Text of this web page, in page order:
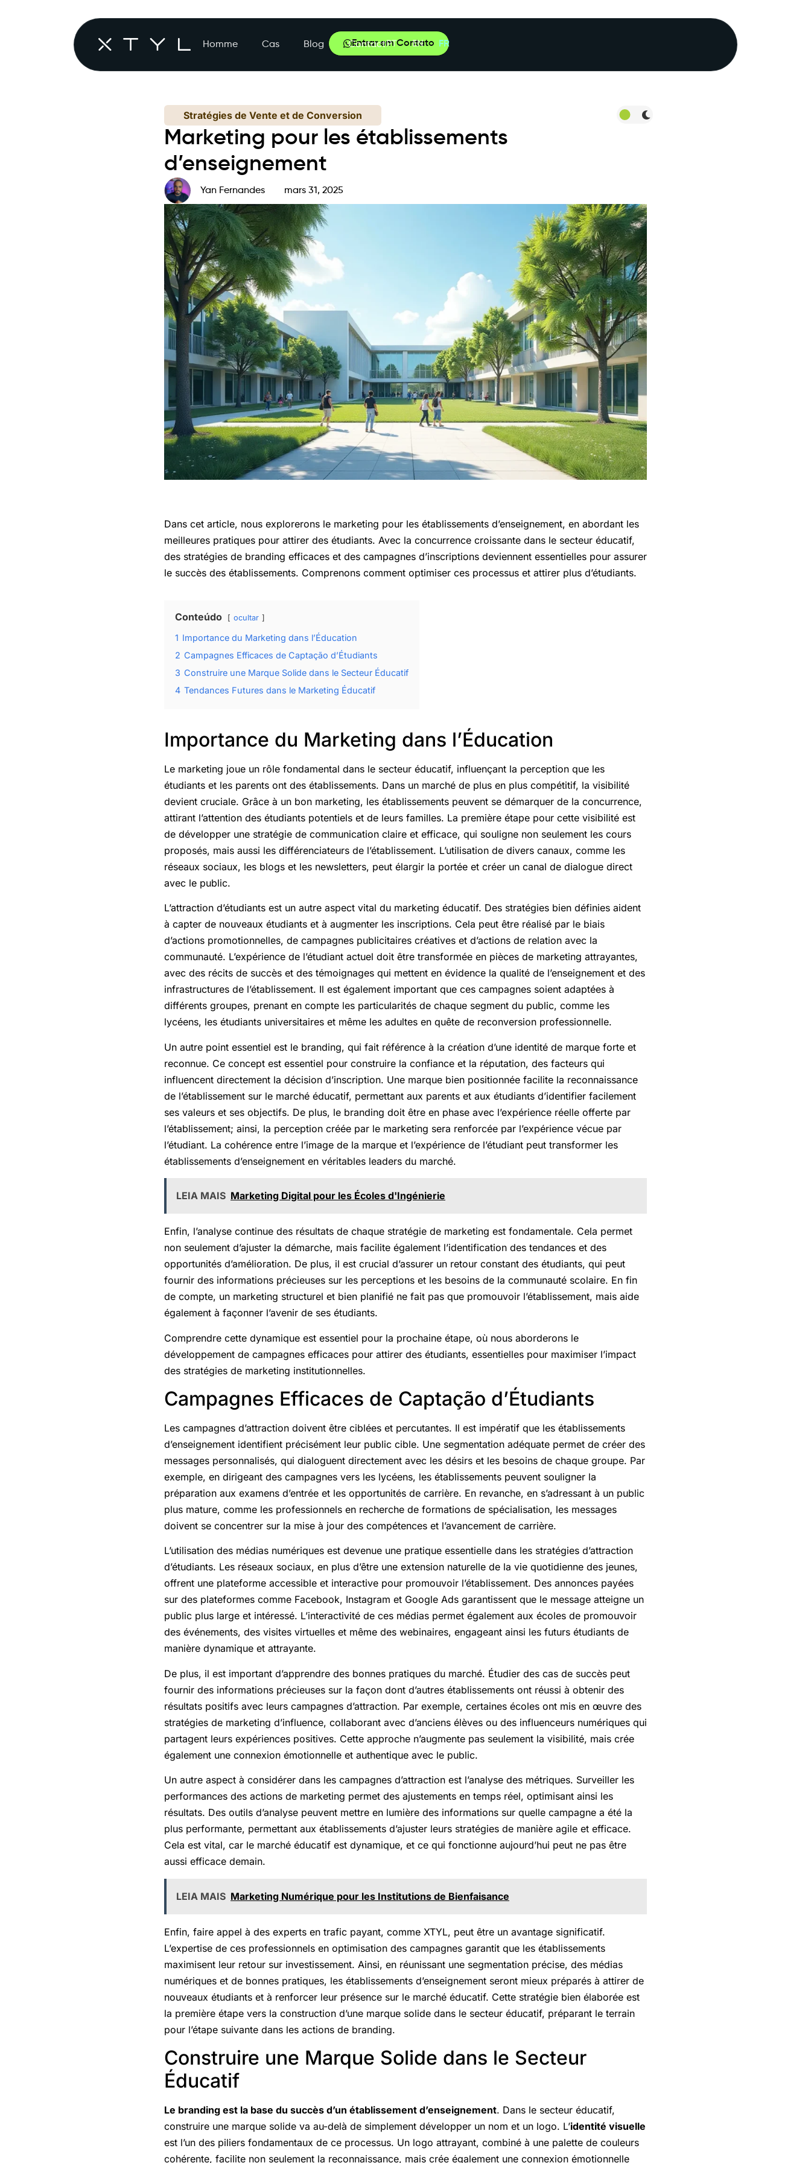
Homme Cas Blog Contact
Entrar em Contato
PT EN FR
Stratégies de Vente et de Conversion
Marketing pour les établissements
d’enseignement
Yan Fernandes mars 31, 2025
Dans cet article, nous explorerons le marketing pour les établissements d’enseignement, en abordant les
meilleures pratiques pour attirer des étudiants. Avec la concurrence croissante dans le secteur éducatif,
des stratégies de branding efficaces et des campagnes d’inscriptions deviennent essentielles pour assurer
le succès des établissements. Comprenons comment optimiser ces processus et attirer plus d’étudiants.
Conteúdo ocultar
1 Importance du Marketing dans l’Éducation
2 Campagnes Efficaces de Captação d’Étudiants
3 Construire une Marque Solide dans le Secteur Éducatif
4 Tendances Futures dans le Marketing Éducatif
Importance du Marketing dans l’Éducation
Le marketing joue un rôle fondamental dans le secteur éducatif, influençant la perception que les
étudiants et les parents ont des établissements. Dans un marché de plus en plus compétitif, la visibilité
devient cruciale. Grâce à un bon marketing, les établissements peuvent se démarquer de la concurrence,
attirant l’attention des étudiants potentiels et de leurs familles. La première étape pour cette visibilité est
de développer une stratégie de communication claire et efficace, qui souligne non seulement les cours
proposés, mais aussi les différenciateurs de l’établissement. L’utilisation de divers canaux, comme les
réseaux sociaux, les blogs et les newsletters, peut élargir la portée et créer un canal de dialogue direct
avec le public.
L’attraction d’étudiants est un autre aspect vital du marketing éducatif. Des stratégies bien définies aident
à capter de nouveaux étudiants et à augmenter les inscriptions. Cela peut être réalisé par le biais
d’actions promotionnelles, de campagnes publicitaires créatives et d’actions de relation avec la
communauté. L’expérience de l’étudiant actuel doit être transformée en pièces de marketing attrayantes,
avec des récits de succès et des témoignages qui mettent en évidence la qualité de l’enseignement et des
infrastructures de l’établissement. Il est également important que ces campagnes soient adaptées à
différents groupes, prenant en compte les particularités de chaque segment du public, comme les
lycéens, les étudiants universitaires et même les adultes en quête de reconversion professionnelle.
Un autre point essentiel est le branding, qui fait référence à la création d’une identité de marque forte et
reconnue. Ce concept est essentiel pour construire la confiance et la réputation, des facteurs qui
influencent directement la décision d’inscription. Une marque bien positionnée facilite la reconnaissance
de l’établissement sur le marché éducatif, permettant aux parents et aux étudiants d’identifier facilement
ses valeurs et ses objectifs. De plus, le branding doit être en phase avec l’expérience réelle offerte par
l’établissement; ainsi, la perception créée par le marketing sera renforcée par l’expérience vécue par
l’étudiant. La cohérence entre l’image de la marque et l’expérience de l’étudiant peut transformer les
établissements d’enseignement en véritables leaders du marché.
LEIA MAIS Marketing Digital pour les Écoles d'Ingénierie
Enfin, l’analyse continue des résultats de chaque stratégie de marketing est fondamentale. Cela permet
non seulement d’ajuster la démarche, mais facilite également l’identification des tendances et des
opportunités d’amélioration. De plus, il est crucial d’assurer un retour constant des étudiants, qui peut
fournir des informations précieuses sur les perceptions et les besoins de la communauté scolaire. En fin
de compte, un marketing structurel et bien planifié ne fait pas que promouvoir l’établissement, mais aide
également à façonner l’avenir de ses étudiants.
Comprendre cette dynamique est essentiel pour la prochaine étape, où nous aborderons le
développement de campagnes efficaces pour attirer des étudiants, essentielles pour maximiser l’impact
des stratégies de marketing institutionnelles.
Campagnes Efficaces de Captação d’Étudiants
Les campagnes d’attraction doivent être ciblées et percutantes. Il est impératif que les établissements
d’enseignement identifient précisément leur public cible. Une segmentation adéquate permet de créer des
messages personnalisés, qui dialoguent directement avec les désirs et les besoins de chaque groupe. Par
exemple, en dirigeant des campagnes vers les lycéens, les établissements peuvent souligner la
préparation aux examens d’entrée et les opportunités de carrière. En revanche, en s’adressant à un public
plus mature, comme les professionnels en recherche de formations de spécialisation, les messages
doivent se concentrer sur la mise à jour des compétences et l’avancement de carrière.
L’utilisation des médias numériques est devenue une pratique essentielle dans les stratégies d’attraction
d’étudiants. Les réseaux sociaux, en plus d’être une extension naturelle de la vie quotidienne des jeunes,
offrent une plateforme accessible et interactive pour promouvoir l’établissement. Des annonces payées
sur des plateformes comme Facebook, Instagram et Google Ads garantissent que le message atteigne un
public plus large et intéressé. L’interactivité de ces médias permet également aux écoles de promouvoir
des événements, des visites virtuelles et même des webinaires, engageant ainsi les futurs étudiants de
manière dynamique et attrayante.
De plus, il est important d’apprendre des bonnes pratiques du marché. Étudier des cas de succès peut
fournir des informations précieuses sur la façon dont d’autres établissements ont réussi à obtenir des
résultats positifs avec leurs campagnes d’attraction. Par exemple, certaines écoles ont mis en œuvre des
stratégies de marketing d’influence, collaborant avec d’anciens élèves ou des influenceurs numériques qui
partagent leurs expériences positives. Cette approche n’augmente pas seulement la visibilité, mais crée
également une connexion émotionnelle et authentique avec le public.
Un autre aspect à considérer dans les campagnes d’attraction est l’analyse des métriques. Surveiller les
performances des actions de marketing permet des ajustements en temps réel, optimisant ainsi les
résultats. Des outils d’analyse peuvent mettre en lumière des informations sur quelle campagne a été la
plus performante, permettant aux établissements d’ajuster leurs stratégies de manière agile et efficace.
Cela est vital, car le marché éducatif est dynamique, et ce qui fonctionne aujourd’hui peut ne pas être
aussi efficace demain.
LEIA MAIS Marketing Numérique pour les Institutions de Bienfaisance
Enfin, faire appel à des experts en trafic payant, comme XTYL, peut être un avantage significatif.
L’expertise de ces professionnels en optimisation des campagnes garantit que les établissements
maximisent leur retour sur investissement. Ainsi, en réunissant une segmentation précise, des médias
numériques et de bonnes pratiques, les établissements d’enseignement seront mieux préparés à attirer de
nouveaux étudiants et à renforcer leur présence sur le marché éducatif. Cette stratégie bien élaborée est
la première étape vers la construction d’une marque solide dans le secteur éducatif, préparant le terrain
pour l’étape suivante dans les actions de branding.
Construire une Marque Solide dans le Secteur
Éducatif
Le branding est la base du succès d’un établissement d’enseignement. Dans le secteur éducatif,
construire une marque solide va au-delà de simplement développer un nom et un logo. L’identité visuelle
est l’un des piliers fondamentaux de ce processus. Un logo attrayant, combiné à une palette de couleurs
cohérente, facilite non seulement la reconnaissance, mais crée également une connexion émotionnelle